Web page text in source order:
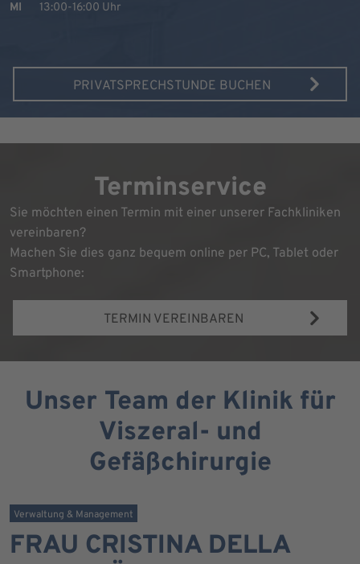
MI
13:00-16:00 Uhr
PRIVATSPRECHSTUNDE BUCHEN
Terminservice
Sie möchten einen Termin mit einer unserer Fachkliniken
vereinbaren?
Machen Sie dies ganz bequem online per PC, Tablet oder
Smartphone:
TERMIN VEREINBAREN
Unser Team der Klinik für
Viszeral- und
Gefäßchirurgie
Verwaltung & Management
FRAU CRISTINA DELLA